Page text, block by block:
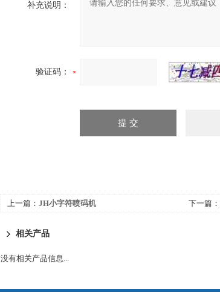
补充说明：
验证码：
上一篇： JH小字符喷码机 下一篇：
相关产品
没有相关产品信息...